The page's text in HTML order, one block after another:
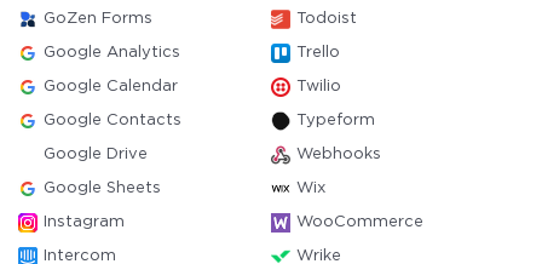
GoZen Forms Todoist
Google Analytics Trello
Google Calendar Twilio
Google Contacts Typeform
Google Drive Webhooks
Google Sheets Wix
Instagram WooCommerce
Intercom Wrike